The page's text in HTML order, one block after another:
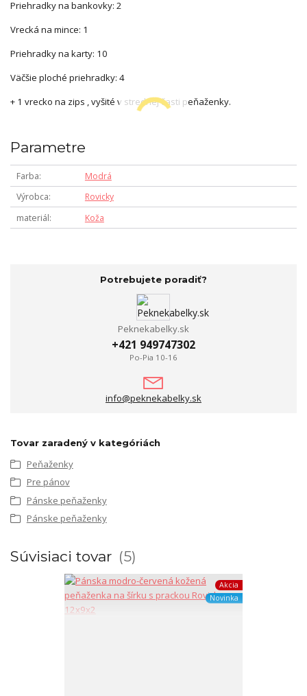
Priehradky na bankovky: 2
Vrecká na mince: 1
Priehradky na karty: 10
Väčšie ploché priehradky: 4
+ 1 vrecko na zips , vyšité v strednej časti peňaženky.
Parametre
Farba
Modrá
Výrobca
Rovicky
materiál
Koža
Potrebujete poradiť?
Peknekabelky.sk
+421 949747302
Po-Pia 10-16
info@peknekabelky.sk
Tovar zaradený v kategóriách
Peňaženky
Pre pánov
Pánske peňaženky
Pánske peňaženky
Súvisiaci tovar 5
Akcia
Novinka